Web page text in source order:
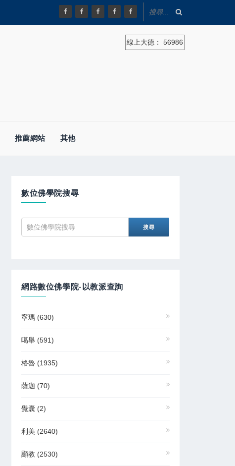
線上大德： 56986
推薦網站 其他
數位佛學院搜尋
網路數位佛學院-以教派查詢
寧瑪 (630)
噶舉 (591)
格魯 (1935)
薩迦 (70)
覺囊 (2)
利美 (2640)
顯教 (2530)